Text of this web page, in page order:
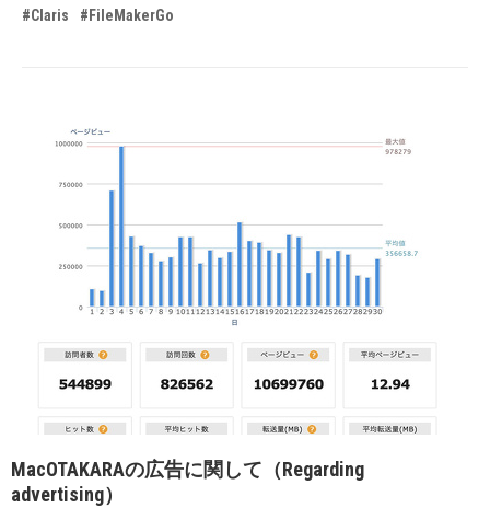
#Claris #FileMakerGo
MacOTAKARAの広告に関して（Regarding
advertising）